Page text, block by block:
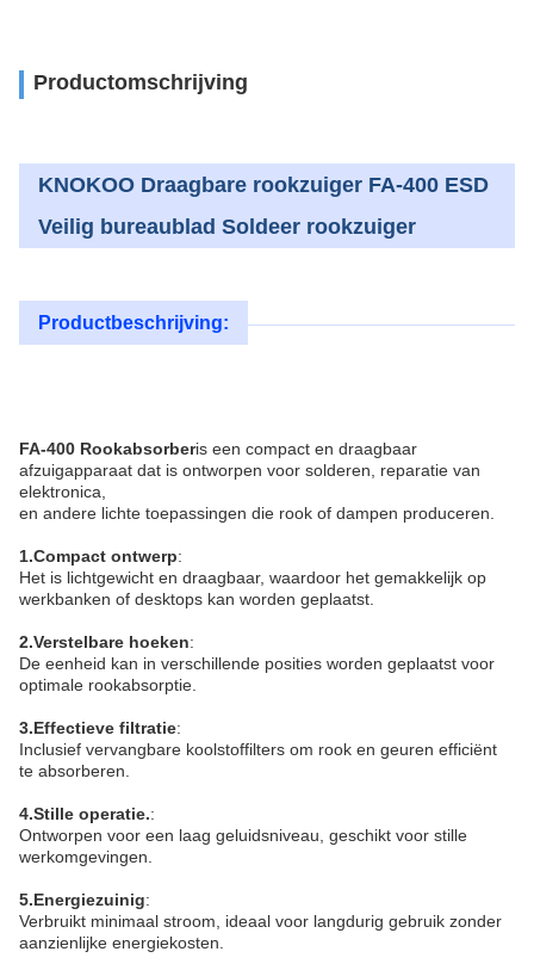
Productomschrijving
KNOKOO Draagbare rookzuiger FA-400 ESD
Veilig bureaublad Soldeer rookzuiger
Productbeschrijving:
FA-400 Rookabsorberis een compact en draagbaar
afzuigapparaat dat is ontworpen voor solderen, reparatie van
elektronica,
en andere lichte toepassingen die rook of dampen produceren.
1.Compact ontwerp:
Het is lichtgewicht en draagbaar, waardoor het gemakkelijk op
werkbanken of desktops kan worden geplaatst.
2.Verstelbare hoeken:
De eenheid kan in verschillende posities worden geplaatst voor
optimale rookabsorptie.
3.Effectieve filtratie:
Inclusief vervangbare koolstoffilters om rook en geuren efficiënt
te absorberen.
4.Stille operatie.:
Ontworpen voor een laag geluidsniveau, geschikt voor stille
werkomgevingen.
5.Energiezuinig:
Verbruikt minimaal stroom, ideaal voor langdurig gebruik zonder
aanzienlijke energiekosten.